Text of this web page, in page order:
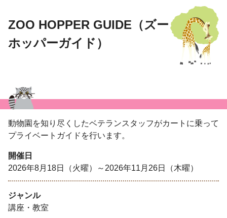
ZOO HOPPER GUIDE（ズー
ホッパーガイド）
動物園を知り尽くしたベテランスタッフがカートに乗って
プライベートガイドを行います。
開催日
2026年8月18日（火曜）～2026年11月26日（木曜）
ジャンル
講座・教室